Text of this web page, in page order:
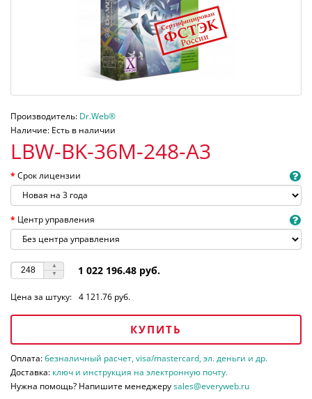
Производитель: Dr.Web®
Наличие: Есть в наличии
LBW-BK-36M-248-A3
Срок лицензии
Центр управления
1 022 196.48 руб.
Цена за штуку: 4 121.76 руб.
КУПИТЬ
Оплата:безналичный расчет, visa/mastercard, эл. деньги и др.
Доставка: ключ и инструкция на электронную почту.
Нужна помощь? Напишите менеджеруsales@everyweb.ru